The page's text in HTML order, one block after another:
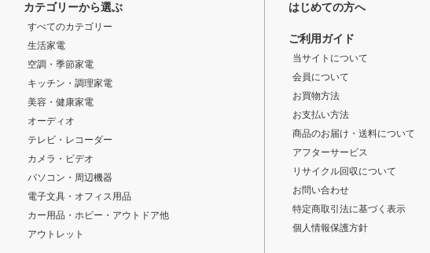
カテゴリーから選ぶ
すべてのカテゴリー
生活家電
空調・季節家電
キッチン・調理家電
美容・健康家電
オーディオ
テレビ・レコーダー
カメラ・ビデオ
パソコン・周辺機器
電子文具・オフィス用品
カー用品・ホビー・アウトドア他
アウトレット
はじめての方へ
ご利用ガイド
当サイトについて
会員について
お買物方法
お支払い方法
商品のお届け・送料について
アフターサービス
リサイクル回収について
お問い合わせ
特定商取引法に基づく表示
個人情報保護方針